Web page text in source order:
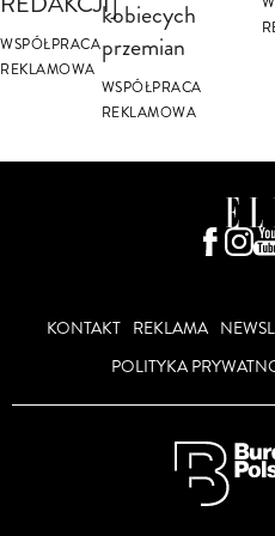
WSPÓŁPRACA
REKLAMOWA
kobiecych
przemian
WSPÓŁPRACA
REKLAMOWA
KONTAKT REKLAMA
POLITYKA